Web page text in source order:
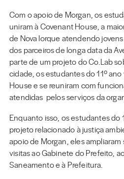
Com o apoio de Morgan, os
uniram à Covenant House, a
de Nova Iorque atendendo
dos parceiros de longa data da
parte de um projeto do Co.Lab
cidade, os estudantes do 11º
House e se reuniram com
atendidas pelos serviços da
Enquanto isso, os estudantes do
projeto relacionado à justiça
apoio de Morgan, eles
visitas ao Gabinete do Prefeito,
Saneamento e à Prefeitura.